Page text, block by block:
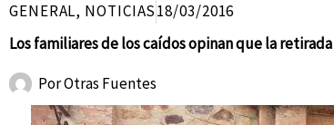
GENERAL, NOTICIAS18/03/2016
Los familiares de los caídos opinan que la
PorOtras Fuentes